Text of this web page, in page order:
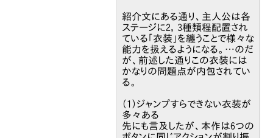
紹介文にある通り、主人公は各
ステージに2，3種類程配置され
ている「衣装」を纏うことで様々な
能力を扱えるようになる。…のだ
が、前述した通りこの衣装には
かなりの問題点が内包されてい
る。
（1）ジャンプすらできない衣装が
多々ある
先にも言及したが、本作は6つの